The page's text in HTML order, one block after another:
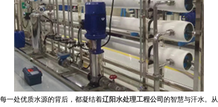
每一处优质水源的背后，都凝结着辽阳水处理工程公司的智慧与汗水。从